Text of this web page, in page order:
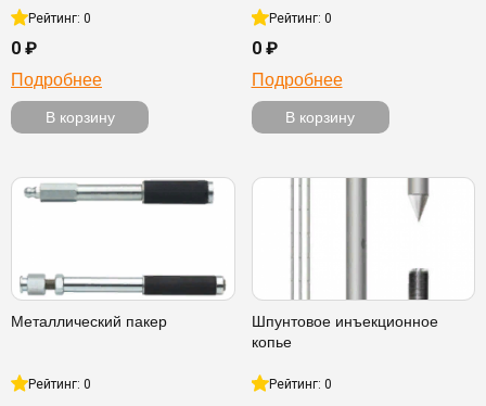
Рейтинг: 0
0 ₽
Подробнее
В корзину
Рейтинг: 0
0 ₽
Подробнее
В корзину
Металлический пакер
Рейтинг: 0
Шпунтовое инъекционное
копье
Рейтинг: 0